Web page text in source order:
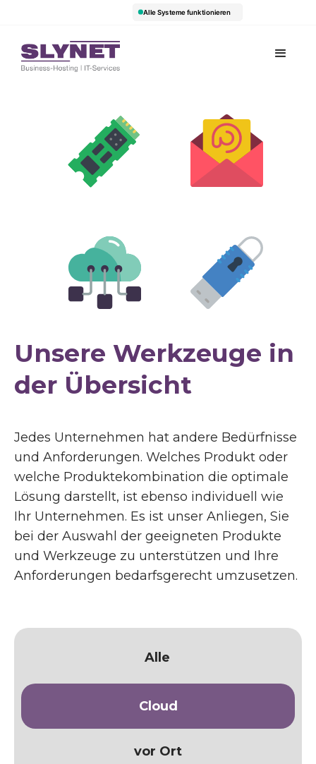
Unsere Werkzeuge in
der Übersicht
Jedes Unternehmen hat andere Bedürfnisse
und Anforderungen. Welches Produkt oder
welche Produktekombination die optimale
Lösung darstellt, ist ebenso individuell wie
Ihr Unternehmen. Es ist unser Anliegen, Sie
bei der Auswahl der geeigneten Produkte
und Werkzeuge zu unterstützen und Ihre
Anforderungen bedarfsgerecht umzusetzen.
Alle
Cloud
vor Ort